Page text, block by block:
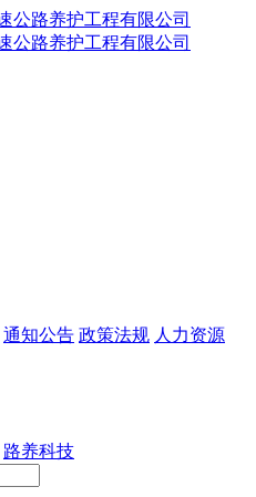
通知公告 政策法规 人力资源
路养科技